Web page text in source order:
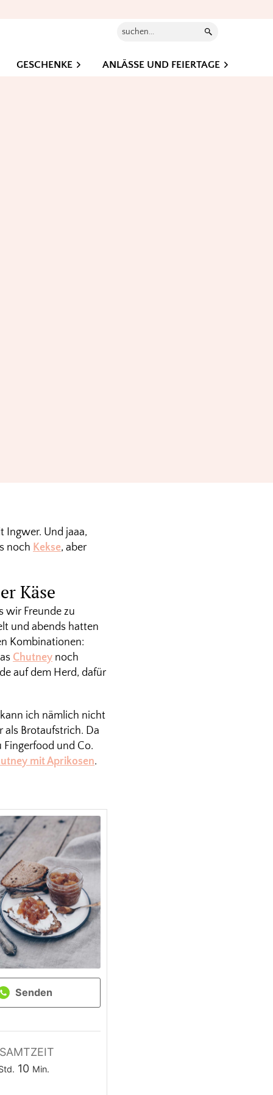
Suchen...
GESCHENKE ANLÄSSE UND FEIERTAGE
Ingwer. Und jaaa,
noch Kekse, aber
Käse
wir Freunde zu
und abends hatten
Kombinationen:
Chutney noch
auf dem Herd, dafür
ich nämlich nicht
als Brotaufstrich. Da
Fingerfood und Co.
mit Aprikosen.
Senden
10Minuten
Min.